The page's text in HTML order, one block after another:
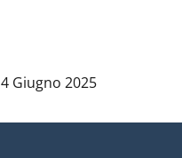
Data notizia:
4 Giugno 2025